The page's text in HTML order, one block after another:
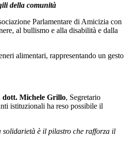
della comunità
Parlamentare di Amicizia con
al bullismo e alla disabilità e dalla
alimentari, rappresentando un gesto
dott. Michele Grillo, Segretario
istituzionali ha reso possibile il
è il pilastro che rafforza il